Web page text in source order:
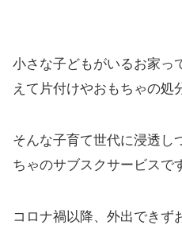
小さな子どもがいるお家っ
えて片付けやおもちゃの処
そんな子育て世代に浸透し
ちゃのサブスクサービスで
コロナ禍以降、外出できず